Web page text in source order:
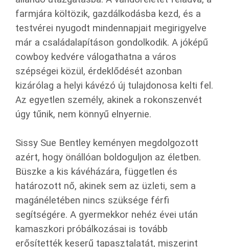
farmjára költözik, gazdálkodásba kezd, és a
testvérei nyugodt mindennapjait megirigyelve
már a családalapításon gondolkodik. A jóképű
cowboy kedvére válogathatna a város
szépségei közül, érdeklődését azonban
kizárólag a helyi kávézó új tulajdonosa kelti fel.
Az egyetlen személy, akinek a rokonszenvét
úgy tűnik, nem könnyű elnyernie.
Sissy Sue Bentley keményen megdolgozott
azért, hogy önállóan boldoguljon az életben.
Büszke a kis kávéházára, független és
határozott nő, akinek sem az üzleti, sem a
magánéletében nincs szüksége férfi
segítségére. A gyermekkor nehéz évei után
kamaszkori próbálkozásai is tovább
erősítették keserű tapasztalatát, miszerint